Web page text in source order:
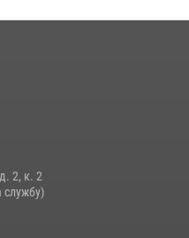
2, к. 2
службу)